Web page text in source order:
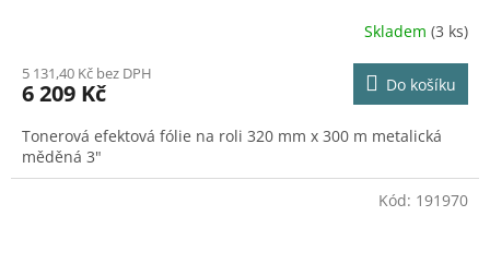
Skladem (3 ks)
5 131,40 Kč bez DPH
6 209 Kč Do košíku
Tonerová efektová fólie na roli 320 mm x 300 m metalická
měděná 3"
Kód: 191970